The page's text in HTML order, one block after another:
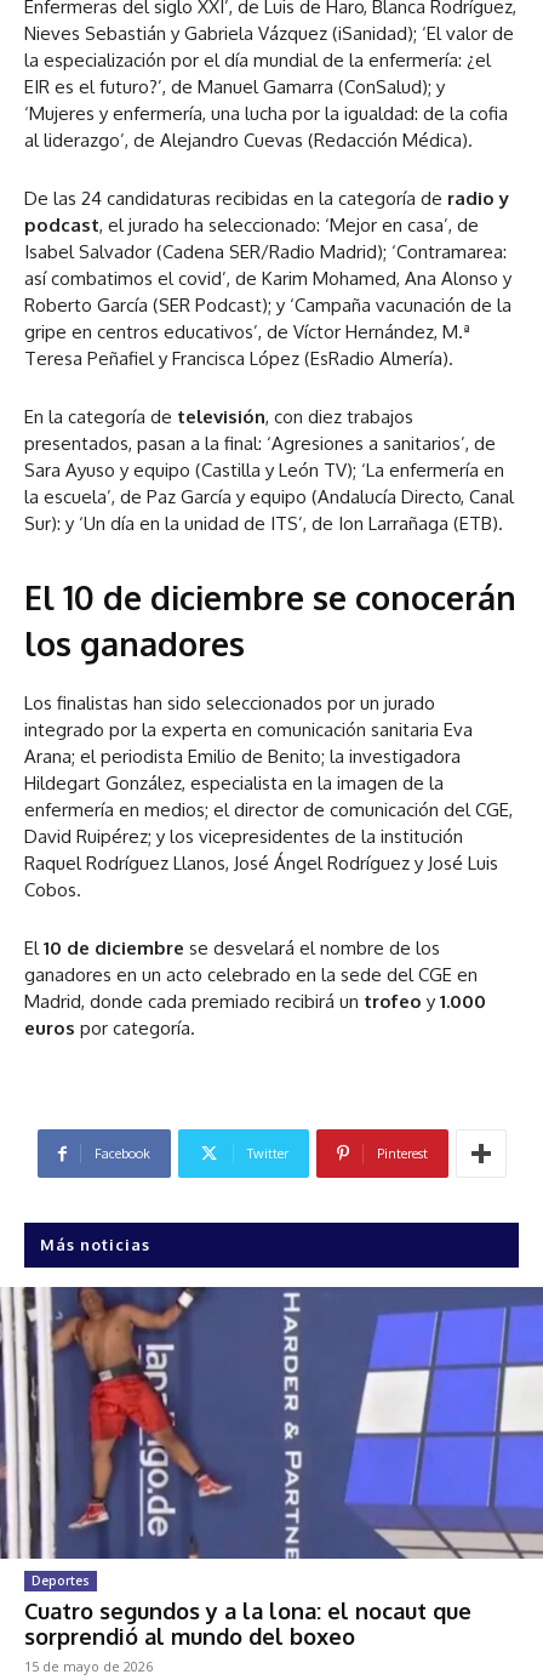
Enfermeras del siglo XXI’, de Luis de Haro, Blanca Rodríguez,
Nieves Sebastián y Gabriela Vázquez (iSanidad); ‘El valor de
la especialización por el día mundial de la enfermería: ¿el
EIR es el futuro?’, de Manuel Gamarra (ConSalud); y
‘Mujeres y enfermería, una lucha por la igualdad: de la cofia
al liderazgo’, de Alejandro Cuevas (Redacción Médica).
De las 24 candidaturas recibidas en la categoría de radio y
podcast, el jurado ha seleccionado: ‘Mejor en casa’, de
Isabel Salvador (Cadena SER/Radio Madrid); ‘Contramarea:
así combatimos el covid’, de Karim Mohamed, Ana Alonso y
Roberto García (SER Podcast); y ‘Campaña vacunación de la
gripe en centros educativos’, de Víctor Hernández, M.ª
Teresa Peñafiel y Francisca López (EsRadio Almería).
En la categoría de televisión, con diez trabajos
presentados, pasan a la final: ‘Agresiones a sanitarios’, de
Sara Ayuso y equipo (Castilla y León TV); ‘La enfermería en
la escuela’, de Paz García y equipo (Andalucía Directo, Canal
Sur): y ‘Un día en la unidad de ITS’, de Ion Larrañaga (ETB).
El 10 de diciembre se conocerán
los ganadores
Los finalistas han sido seleccionados por un jurado
integrado por la experta en comunicación sanitaria Eva
Arana; el periodista Emilio de Benito; la investigadora
Hildegart González, especialista en la imagen de la
enfermería en medios; el director de comunicación del CGE,
David Ruipérez; y los vicepresidentes de la institución
Raquel Rodríguez Llanos, José Ángel Rodríguez y José Luis
Cobos.
El10 de diciembre se desvelará el nombre de los
ganadores en un acto celebrado en la sede del CGE en
Madrid, donde cada premiado recibirá un trofeo y 1.000
euros por categoría.
Facebook Twitter Pinterest
Más noticias
Deportes
Cuatro segundos y a la lona: el nocaut que
sorprendió al mundo del boxeo
15 de mayo de 2026